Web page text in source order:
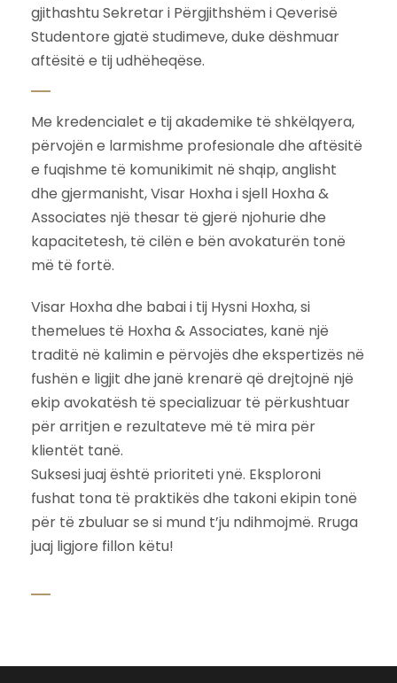
gjithashtu Sekretar i Përgjithshëm i Qeverisë
Studentore gjatë studimeve, duke dëshmuar
aftësitë e tij udhëheqëse.
Me kredencialet e tij akademike të shkëlqyera,
përvojën e larmishme profesionale dhe aftësitë
e fuqishme të komunikimit në shqip, anglisht
dhe gjermanisht, Visar Hoxha i sjell Hoxha &
Associates një thesar të gjerë njohurie dhe
kapacitetesh, të cilën e bën avokaturën tonë
më të fortë.
Visar Hoxha dhe babai i tij Hysni Hoxha, si
themelues të Hoxha & Associates, kanë një
traditë në kalimin e përvojës dhe ekspertizës në
fushën e ligjit dhe janë krenarë që drejtojnë një
ekip avokatësh të specializuar të përkushtuar
për arritjen e rezultateve më të mira për
klientët tanë.
Suksesi juaj është prioriteti ynë. Eksploroni
fushat tona të praktikës dhe takoni ekipin tonë
për të zbuluar se si mund t’ju ndihmojmë. Rruga
juaj ligjore fillon këtu!